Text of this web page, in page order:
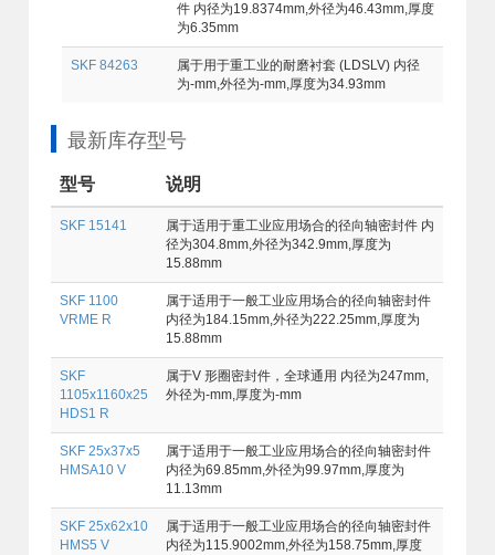
件 内径为19.8374mm,外径为46.43mm,厚度
为6.35mm
SKF 84263
属于用于重工业的耐磨衬套 (LDSLV) 内径
为-mm,外径为-mm,厚度为34.93mm
最新库存型号
型号 说明
SKF 15141
属于适用于重工业应用场合的径向轴密封件 内
径为304.8mm,外径为342.9mm,厚度为
15.88mm
SKF 1100
VRME R
属于适用于一般工业应用场合的径向轴密封件
内径为184.15mm,外径为222.25mm,厚度为
15.88mm
SKF
1105x1160x25
HDS1 R
属于V 形圈密封件，全球通用 内径为247mm,
外径为-mm,厚度为-mm
SKF 25x37x5
HMSA10 V
属于适用于一般工业应用场合的径向轴密封件
内径为69.85mm,外径为99.97mm,厚度为
11.13mm
SKF 25x62x10
HMS5 V
属于适用于一般工业应用场合的径向轴密封件
内径为115.9002mm,外径为158.75mm,厚度